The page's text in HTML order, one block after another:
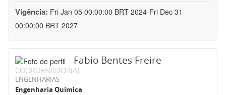
Vigência: Fri Jan 05 00:00:00 BRT 2024-Fri Dec 31
00:00:00 BRT 2027
Fabio Bentes Freire
COORDENADOR(A)
ENGENHARIAS
Engenharia Química